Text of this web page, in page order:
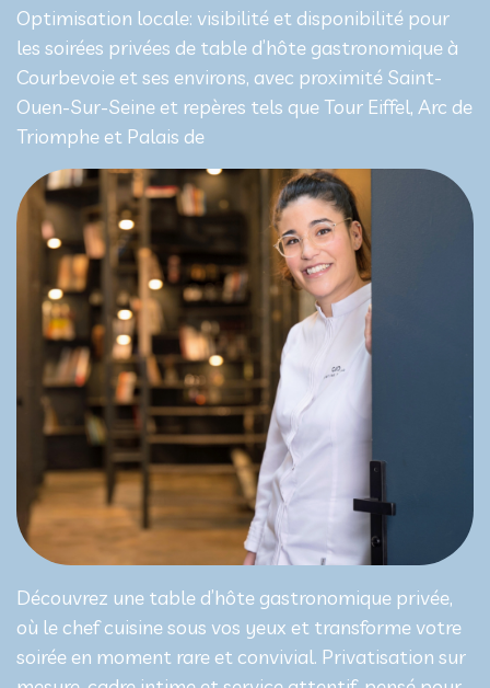
Optimisation locale: visibilité et disponibilité pour
les soirées privées de table d’hôte gastronomique à
Courbevoie et ses environs, avec proximité Saint-
Ouen-Sur-Seine et repères tels que Tour Eiffel, Arc de
Triomphe et Palais de
Découvrez une table d’hôte gastronomique privée,
où le chef cuisine sous vos yeux et transforme votre
soirée en moment rare et convivial. Privatisation sur